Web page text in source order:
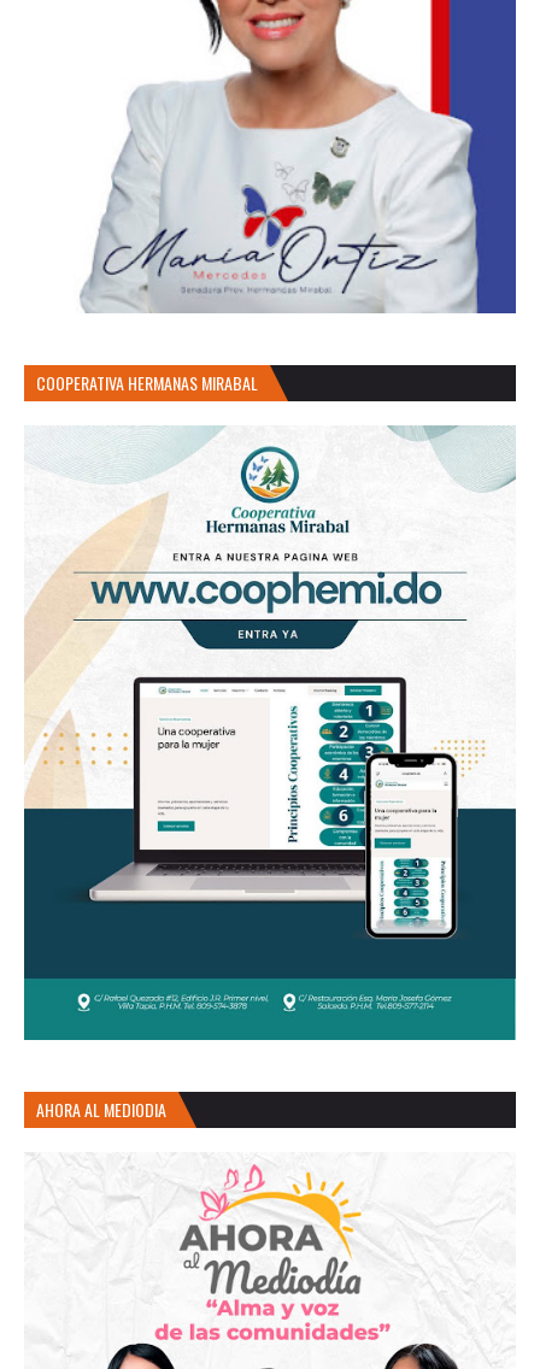
COOPERATIVA HERMANAS MIRABAL
AHORA AL MEDIODIA